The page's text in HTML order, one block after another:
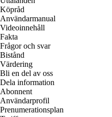
Köpråd
Användarmanual
Videoinnehåll
Fakta
Frågor och svar
Bistånd
Värdering
Bli en del av oss
Dela information
Abonnent
Användarprofil
Prenumerationsplan